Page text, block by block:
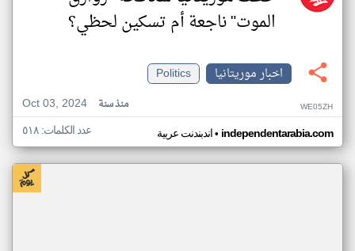
الموت" ناجعة أم تسكين لحظي؟
اخبار موريتانيا
Politics
Oct 03, 2024
منذ سنة WE05ZH
اندبندنت عربية• independentarabia.com عدد الكلمات: ٥١٨